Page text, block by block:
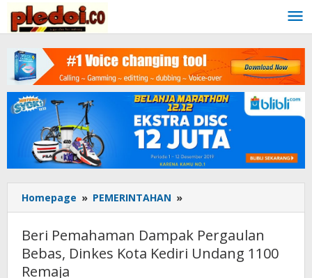
content
Homepage » PEMERINTAHAN »
Pemahaman
Dampak
Pergaulan
Bebas,
Beri Pemahaman Dampak Pergaulan
Bebas, Dinkes Kota Kediri Undang 1100
Remaja